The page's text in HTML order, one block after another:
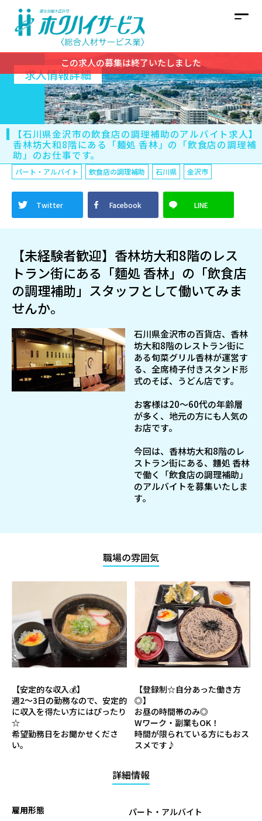
この求人の募集は終了いたしました
求人情報詳細
【石川県金沢市の飲食店の調理補助のアルバイト求人】
香林坊大和8階にある「麺処 香林」の「飲食店の調理補
助」のお仕事です。
パート・アルバイト 飲食店の調理補助 石川県 金沢市
Twitter Facebook LINE
【未経験者歓迎】香林坊大和8階のレス
トラン街にある「麵処 香林」の「飲食店
の調理補助」スタッフとして働いてみま
せんか。
石川県金沢市の百貨店、香林
坊大和8階のレストラン街に
ある旬菜グリル香林が運営す
る、全席椅子付きスタンド形
式のそば、うどん店です。
お客様は20～60代の年齢層
が多く、地元の方にも人気の
お店です。
今回は、香林坊大和8階のレ
ストラン街にある、麵処 香林
で働く「飲食店の調理補助」
のアルバイトを募集いたしま
す。
職場の雰囲気
【安定的な収入💰】
週2～3日の勤務なので、安定的
に収入を得たい方にはぴったり
☆
希望勤務日をお聞かせくださ
い。
【登録制☆自分あった働き方
◎】
お昼の時間帯のみ◎
Wワーク・副業もOK！
時間が限られている方にもおス
スメです♪
詳細情報
雇用形態 パート・アルバイト